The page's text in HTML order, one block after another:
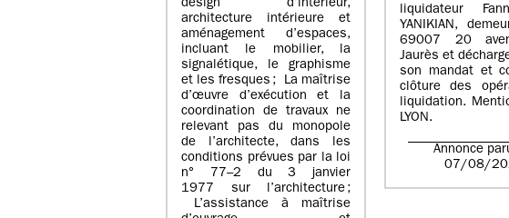
design d’intérieur,
architecture intérieure et
aménagement d’espaces,
incluant le mobilier, la
signalétique, le graphisme
et les fresques ; La maîtrise
d’œuvre d’exécution et la
coordination de travaux ne
relevant pas du monopole
de l’architecte, dans les
conditions prévues par la loi
n° 77–2 du 3 janvier
1977 sur l’architecture ;
L’assistance à maîtrise
liquidateur
YANIKIAN,
69007 20
Jaurès et
son mandat et
clôture des
liquidation.
LYON.
Annonce
07/08/